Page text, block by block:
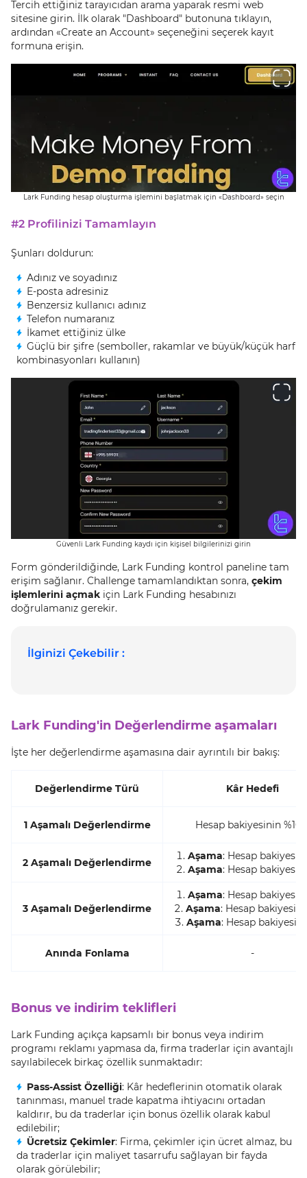
Tercih ettiğiniz tarayıcıdan arama yaparak resmi web
sitesine girin. İlk olarak "Dashboard" butonuna tıklayın,
ardından «Create an Account» seçeneğini seçerek kayıt
formuna erişin.
Lark Funding hesap oluşturma işlemini başlatmak için «Dashboard» seçin
#2 Profilinizi Tamamlayın
Şunları doldurun:
Adınız ve soyadınız
E-posta adresiniz
Benzersiz kullanıcı adınız
Telefon numaranız
İkamet ettiğiniz ülke
Güçlü bir şifre (semboller, rakamlar ve büyük/küçük harf
kombinasyonları kullanın)
Güvenli Lark Funding kaydı için kişisel bilgilerinizi girin
Form gönderildiğinde, Lark Funding kontrol paneline tam
erişim sağlanır. Challenge tamamlandıktan sonra, çekim
işlemlerini açmak için Lark Funding hesabınızı
doğrulamanız gerekir.
İlginizi Çekebilir :
Lark Funding'in Değerlendirme aşamaları
İşte her değerlendirme aşamasına dair ayrıntılı bir bakış:
Değerlendirme Türü Kâr Hedefi
1 Aşamalı Değerlendirme Hesap bakiyesinin
2 Aşamalı Değerlendirme
Aşama: Hesap
Aşama: Hesap
3 Aşamalı Değerlendirme
Aşama: Hesap
Aşama: Hesap
Aşama: Hesap
Anında Fonlama -
Bonus ve indirim teklifleri
Lark Funding açıkça kapsamlı bir bonus veya indirim
programı reklamı yapmasa da, firma traderlar için avantajlı
sayılabilecek birkaç özellik sunmaktadır:
Pass-Assist Özelliği: Kâr hedeflerinin otomatik olarak
tanınması, manuel trade kapatma ihtiyacını ortadan
kaldırır, bu da traderlar için bonus özellik olarak kabul
edilebilir;
Ücretsiz Çekimler: Firma, çekimler için ücret almaz, bu
da traderlar için maliyet tasarrufu sağlayan bir fayda
olarak görülebilir;